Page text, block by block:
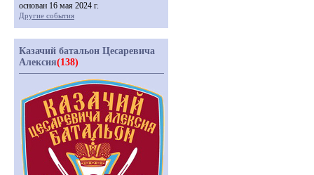
основан 16 мая 2024 г.
Другие события
Казачий батальон Цесаревича
Алексия(138)